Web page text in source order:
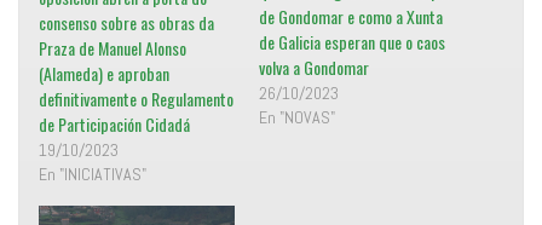
a
n
a
n
u
e
v
a
)
e
a
b
r
e
n
u
n
e
t
consenso sobre as obras da
Praza de Manuel Alonso
(Alameda) e aproban
definitivamente o Regulamento
de Participación Cidadá
19/10/2023
En "INICIATIVAS"
de Gondomar e como a Xunta
de Galicia esperan que o caos
volva a Gondomar
26/10/2023
En "NOVAS"